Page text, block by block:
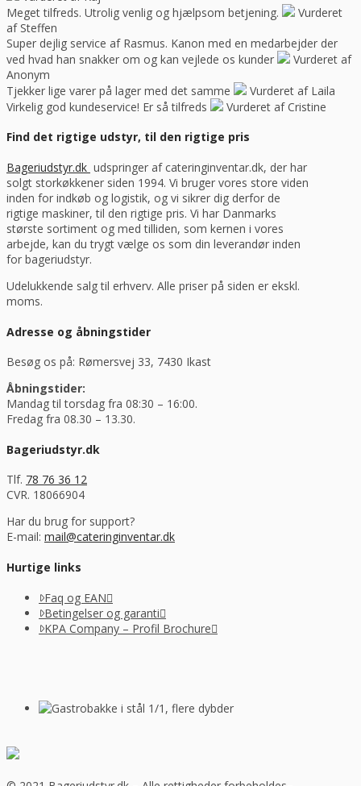
Meget tilfreds. Utrolig venlig og hjælpsom betjening.
Vurderet
af Steffen
Super dejlig service af Rasmus. Kanon med en medarbejder der
ved hvad han snakker om og kan vejlede os kunder
Vurderet af
Anonym
Tjekker lige varer på lager med det samme
Vurderet af Laila
Virkelig god kundeservice! Er så tilfreds
Vurderet af Cristine
Find det rigtige udstyr, til den rigtige pris
Bageriudstyr.dk udspringer af cateringinventar.dk, der har
solgt storkøkkener siden 1994. Vi bruger vores store viden
inden for indkøb og logistik, og vi sikrer dig derfor de
rigtige maskiner, til den rigtige pris. Vi har Danmarks
største sortiment og med tilliden, som kernen i vores
arbejde, kan du trygt vælge os som din leverandør inden
for bageriudstyr.
Udelukkende salg til erhverv. Alle priser på siden er ekskl.
moms.
Adresse og åbningstider
Besøg os på: Rømersvej 33, 7430 Ikast
Åbningstider:
Mandag til torsdag fra 08:30 – 16:00.
Fredag fra 08.30 – 13.30.
Bageriudstyr.dk
Tlf. 78 76 36 12
CVR. 18066904
Har du brug for support?
E-mail: mail@cateringinventar.dk
Hurtige links
Faq og EAN
Betingelser og garanti
KPA Company – Profil Brochure